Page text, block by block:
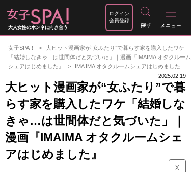
大人女性のホンネに向き合う
ログイン
会員登録
女子SPA！
大ヒット漫画家が“女ふたり”で暮らす家を購入したワケ
「結婚しなきゃ…は世間体だと気づいた」｜漫画『IMAIMA オタクルーム
シェアはじめました』
IMA IMA オタクルームシェアはじめました
2025.02.19
大ヒット漫画家が“女ふたり”で暮
らす家を購入したワケ「結婚しな
きゃ…は世間体だと気づいた」｜
漫画『IMAIMA オタクルームシェ
アはじめました』
☓